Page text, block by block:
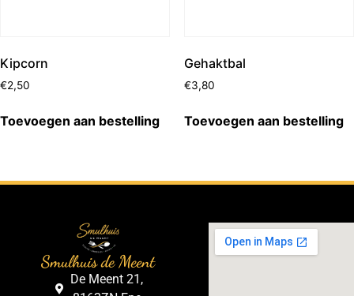
Kipcorn
€2,50
Toevoegen aan bestelling
Gehaktbal
€3,80
Toevoegen aan bestelling
Smulhuis de Meent
De Meent 21,